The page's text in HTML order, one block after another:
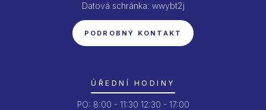
Datová schránka: wwybt2j
PODROBNÝ KONTAKT
ÚŘEDNÍ HODINY
PO: 8:00 - 11:30 12:30 - 17:00